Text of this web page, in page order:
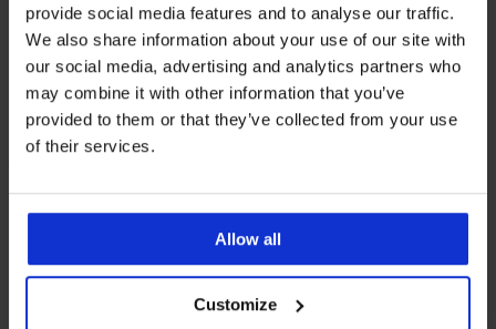
provide social media features and to analyse our traffic.
We also share information about your use of our site with
our social media, advertising and analytics partners who
may combine it with other information that you’ve
provided to them or that they’ve collected from your use
of their services.
Allow all
Customize
Zniżka -50%
Biustonosz usztywniany Soft
Lace II bez fiszbin
Bestseller
Biustonosz usztywniany
Simplicity T-Shirt Bra
92,99 zł
POKAŻ WIĘCEJ PRODUKTÓW